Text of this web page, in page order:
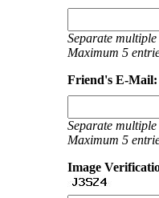
Separate
Maximum 5
Friend's E-
Separate
Maximum 5
Image